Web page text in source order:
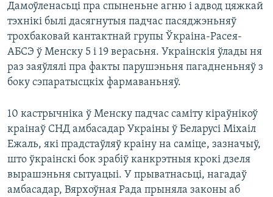
Дамоўленасьці пра спыненьне агню і адвод цяжкай
тэхнікі былі дасягнутыя падчас пасяджэньняў
трохбаковай кантактнай групы Ўкраіна-Расея-
АБСЭ ў Менску 5 і 19 верасьня. Украінскія ўлады ня
раз заяўлялі пра факты парушэньня пагадненьняў з
боку сэпаратысцкіх фармаваньняў.
10 кастрычніка ў Менску падчас саміту кіраўнікоў
краінаў СНД амбасадар Украіны ў Беларусі Міхаіл
Ежаль, які прадстаўляў краіну на саміце, зазначыў,
што ўкраінскі бок зрабіў канкрэтныя крокі дзеля
вырашэньня сытуацыі. У прыватнасьці, нагадаў
амбасадар, Вярхоўная Рада прыняла законы аб